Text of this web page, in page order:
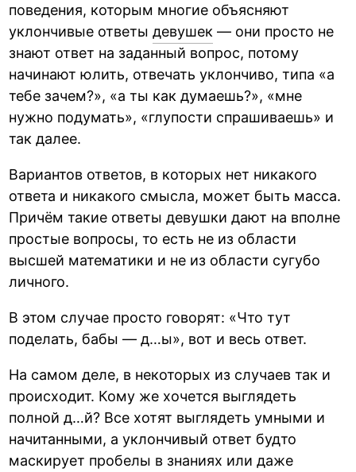
поведения, которым многие объясняют
уклончивые ответыдевушек — они просто не
знают ответ на заданный вопрос, потому
начинают юлить, отвечать уклончиво, типа «а
тебе зачем?», «а ты как думаешь?», «мне
нужно подумать», «глупости спрашиваешь» и
так далее.
Вариантов ответов, в которых нет никакого
ответа и никакого смысла, может быть масса.
Причём такие ответы девушки дают на вполне
простые вопросы, то есть не из области
высшей математики и не из области сугубо
личного.
В этом случае просто говорят: «Что тут
поделать, бабы — д…ы», вот и весь ответ.
На самом деле, в некоторых из случаев так и
происходит. Кому же хочется выглядеть
полной д…й? Все хотят выглядеть умными и
начитанными, а уклончивый ответ будто
маскирует пробелы в знаниях или даже